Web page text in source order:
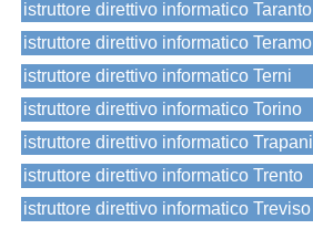
istruttore direttivo informatico Taranto
istruttore direttivo informatico Teramo
istruttore direttivo informatico Terni
istruttore direttivo informatico Torino
istruttore direttivo informatico Trapani
istruttore direttivo informatico Trento
istruttore direttivo informatico Treviso